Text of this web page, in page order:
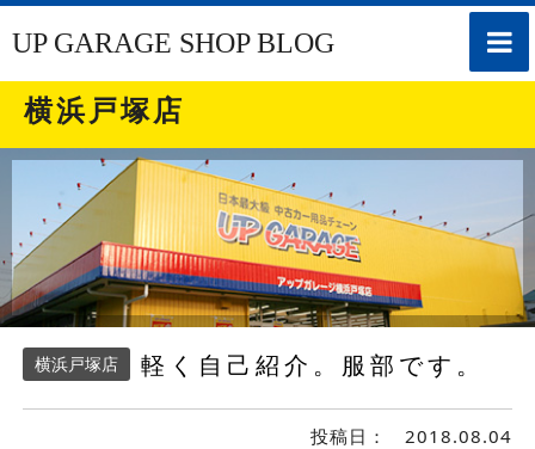
toggle
UP GARAGE SHOP BLOG
横浜戸塚店
横浜戸塚店 軽く自己紹介。服部です。
投稿日： 2018.08.04